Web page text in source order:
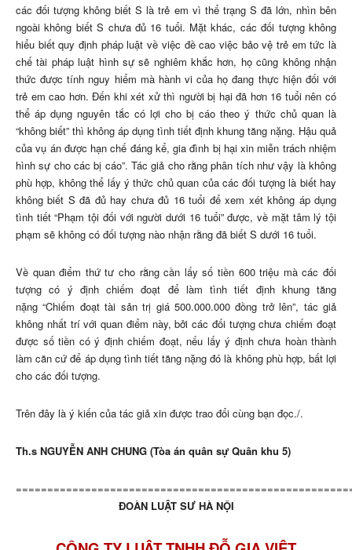
các đối tượng không biết S là trẻ em vì thể trạng S đã lớn, nhìn bên
ngoài không biết S chưa đủ 16 tuổi. Mặt khác, các đối tượng không
hiểu biết quy định pháp luật về việc đề cao việc bảo vệ trẻ em tức là
chế tài pháp luật hình sự sẽ nghiêm khắc hơn, họ cũng không nhận
thức được tính nguy hiểm mà hành vi của họ đang thực hiện đối với
trẻ em cao hơn. Đến khi xét xử thì người bị hại đã hơn 16 tuổi nên có
thể áp dụng nguyên tắc có lợi cho bị cáo theo ý thức chủ quan là
“không biết” thì không áp dụng tình tiết định khung tăng nặng. Hậu quả
của vụ án được hạn chế đáng kể, gia đình bị hại xin miễn trách nhiệm
hình sự cho các bị cáo”. Tác giả cho rằng phân tích như vậy là không
phù hợp, không thể lấy ý thức chủ quan của các đối tượng là biết hay
không biết S đã đủ hay chưa đủ 16 tuổi để xem xét không áp dụng
tình tiết “Phạm tội đối với người dưới 16 tuổi” được, về mặt tâm lý tội
phạm sẽ không có đối tượng nào nhận rằng đã biết S dưới 16 tuổi.
Về quan điểm thứ tư cho rằng cần lấy số tiền 600 triệu mà các đối
tượng có ý định chiếm đoạt để làm tình tiết định khung tăng
nặng “Chiếm đoạt tài sản trị giá 500.000.000 đồng trở lên”, tác giả
không nhất trí với quan điểm này, bởi các đối tượng chưa chiếm đoạt
được số tiền có ý định chiếm đoạt, nếu lấy ý định chưa hoàn thành
làm căn cứ để áp dụng tình tiết tăng nặng đó là không phù hợp, bất lợi
cho các đối tượng.
Trên đây là ý kiến của tác giả xin được trao đổi cùng bạn đọc./.
Th.s NGUYỄN ANH CHUNG (Tòa án quân sự Quân khu 5)
ĐOÀN LUẬT SƯ HÀ NỘI